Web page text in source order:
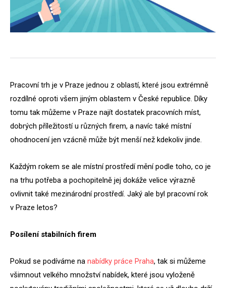
Pracovní trh je v Praze jednou z oblastí, které jsou extrémně
rozdílné oproti všem jiným oblastem v České republice. Díky
tomu tak můžeme v Praze najít dostatek pracovních míst,
dobrých příležitostí u různých firem, a navíc také místní
ohodnocení jen vzácně může být menší než kdekoliv jinde.
Každým rokem se ale místní prostředí mění podle toho, co je
na trhu potřeba a pochopitelně jej dokáže velice výrazně
ovlivnit také mezinárodní prostředí. Jaký ale byl pracovní rok
v Praze letos?
Posílení stabilních firem
Pokud se podíváme na nabídky práce Praha, tak si můžeme
všimnout velkého množství nabídek, které jsou vyloženě